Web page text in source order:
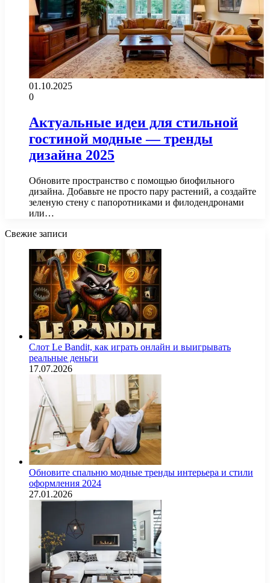
01.10.2025
0
Актуальные идеи для стильной
гостиной модные — тренды
дизайна 2025
Обновите пространство с помощью биофильного
дизайна. Добавьте не просто пару растений, а создайте
зеленую стену с папоротниками и филодендронами
или…
Свежие записи
Слот Le Bandit, как играть онлайн и выигрывать
реальные деньги
17.07.2026
Обновите спальню модные тренды интерьера и стили
оформления 2024
27.01.2026